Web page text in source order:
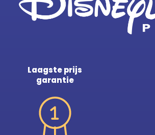
Laagste prijs
garantie